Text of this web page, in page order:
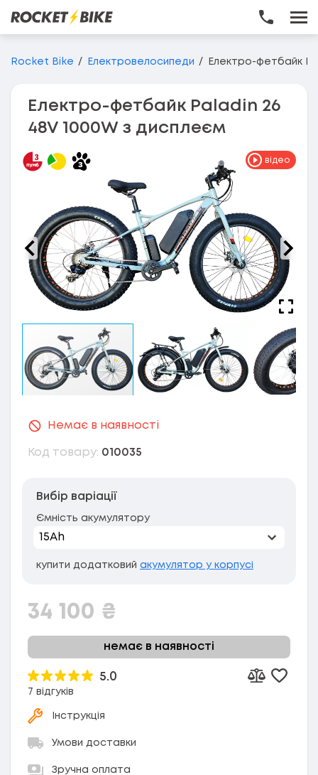
Перейти до основного вмісту
Rocket Bike Електровелосипеди Електро-фетбайк
Електро-фетбайк Paladin 26
48V 1000W з дисплеєм
відео
Немає в наявності
Код товару: 010035
Вибір варіації
Ємність акумулятору
купити додатковий акумулятор у корпусі
34 100 ₴
немає в наявності
5.0
7 відгуків
Додати до
Інструкція
Умови доставки
Зручна оплата